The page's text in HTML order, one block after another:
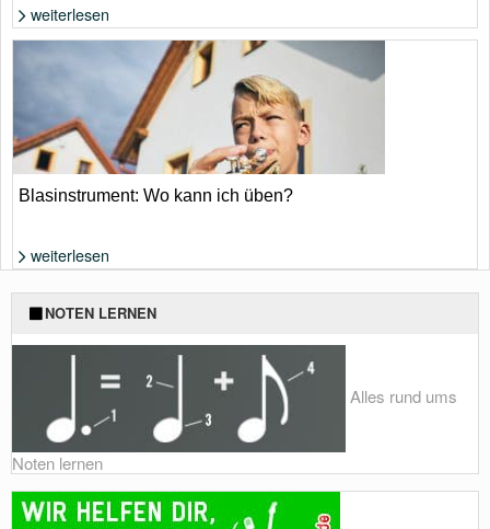
Foto: von suthinee rodsuniyom
weiterlesen
Blasinstrument: Wo kann ich üben?
weiterlesen
NOTEN LERNEN
Alles rund ums
Noten lernen